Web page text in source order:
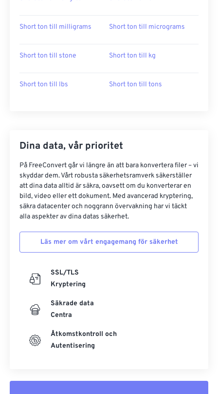
Short ton till milligrams Short ton till micrograms
Short ton till stone Short ton till kg
Short ton till lbs Short ton till tons
Dina data, vår prioritet
På FreeConvert går vi längre än att bara konvertera filer – vi
skyddar dem. Vårt robusta säkerhetsramverk säkerställer
att dina data alltid är säkra, oavsett om du konverterar en
bild, video eller ett dokument. Med avancerad kryptering,
säkra datacenter och noggrann övervakning har vi täckt
alla aspekter av dina datas säkerhet.
Läs mer om vårt engagemang för säkerhet
SSL/TLS
Kryptering
Säkrade data
Centra
Åtkomstkontroll och
Autentisering